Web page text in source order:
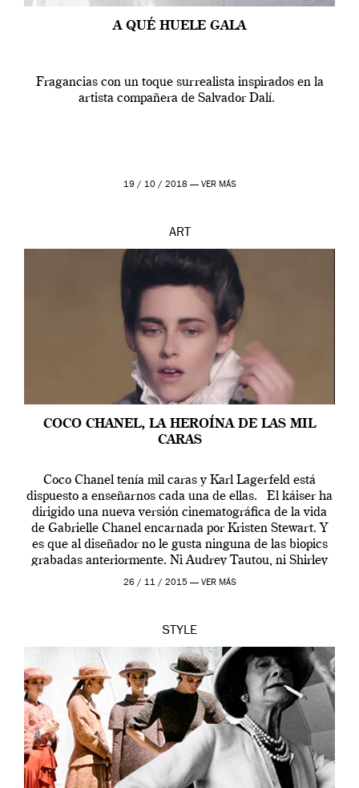
A QUÉ HUELE GALA
Fragancias con un toque surrealista inspirados en la
artista compañera de Salvador Dalí.
19 / 10 / 2018 — VER MÁS
ART
COCO CHANEL, LA HEROÍNA DE LAS MIL
CARAS
Coco Chanel tenía mil caras y Karl Lagerfeld está
dispuesto a enseñarnos cada una de ellas. El káiser ha
dirigido una nueva versión cinematográfica de la vida
de Gabrielle Chanel encarnada por Kristen Stewart. Y
es que al diseñador no le gusta ninguna de las biopics
grabadas anteriormente. Ni Audrey Tautou, ni Shirley
McLaine ni ninguna otra. A él […]
26 / 11 / 2015 — VER MÁS
STYLE